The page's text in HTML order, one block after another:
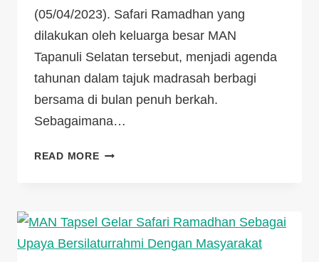
(05/04/2023). Safari Ramadhan yang
dilakukan oleh keluarga besar MAN
Tapanuli Selatan tersebut, menjadi agenda
tahunan dalam tajuk madrasah berbagi
bersama di bulan penuh berkah.
Sebagaimana…
READ MORE